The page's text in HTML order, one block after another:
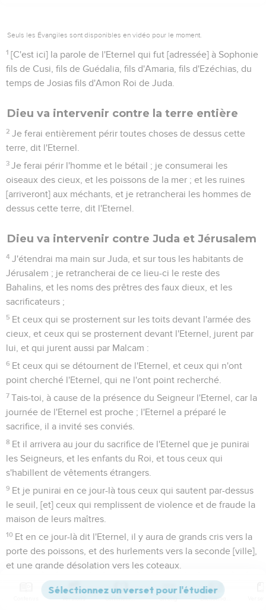
Seuls les Évangiles sont disponibles en vidéo pour le moment.
1 [C'est ici] la parole de l'Eternel qui fut [adressée] à Sophonie
fils de Cusi, fils de Guédalia, fils d'Amaria, fils d'Ezéchias, du
temps de Josias fils d'Amon Roi de Juda.
Dieu va intervenir contre la terre entière
2 Je ferai entièrement périr toutes choses de dessus cette
terre, dit l'Eternel.
3 Je ferai périr l'homme et le bétail ; je consumerai les
oiseaux des cieux, et les poissons de la mer ; et les ruines
[arriveront] aux méchants, et je retrancherai les hommes de
dessus cette terre, dit l'Eternel.
Dieu va intervenir contre Juda et Jérusalem
4 J'étendrai ma main sur Juda, et sur tous les habitants de
Jérusalem ; je retrancherai de ce lieu-ci le reste des
Bahalins, et les noms des prêtres des faux dieux, et les
sacrificateurs ;
5 Et ceux qui se prosternent sur les toits devant l'armée des
cieux, et ceux qui se prosternent devant l'Eternel, jurent par
lui, et qui jurent aussi par Malcam :
6 Et ceux qui se détournent de l'Eternel, et ceux qui n'ont
point cherché l'Eternel, qui ne l'ont point recherché.
7 Tais-toi, à cause de la présence du Seigneur l'Eternel, car la
journée de l'Eternel est proche ; l'Eternel a préparé le
sacrifice, il a invité ses conviés.
8 Et il arrivera au jour du sacrifice de l'Eternel que je punirai
les Seigneurs, et les enfants du Roi, et tous ceux qui
s'habillent de vêtements étrangers.
9 Et je punirai en ce jour-là tous ceux qui sautent par-dessus
le seuil, [et] ceux qui remplissent de violence et de fraude la
maison de leurs maîtres.
10 Et en ce jour-là dit l'Eternel, il y aura de grands cris vers la
porte des poissons, et des hurlements vers la seconde [ville],
et une grande désolation vers les coteaux.
Vous qui habitez dans Mactès, hurlez ; car tous ceux qui
trafiquaient ont été défaits, et tous ceux qui apportaient de
Versions Commentaires Strong